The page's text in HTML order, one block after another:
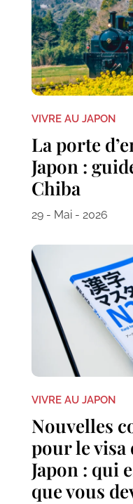
VIVRE AU JAPON
La porte
Japon :
Chiba
29 - Mai - 2026
VIVRE AU JAPON
Nouvelles
pour le visa
Japon : qui
que vous